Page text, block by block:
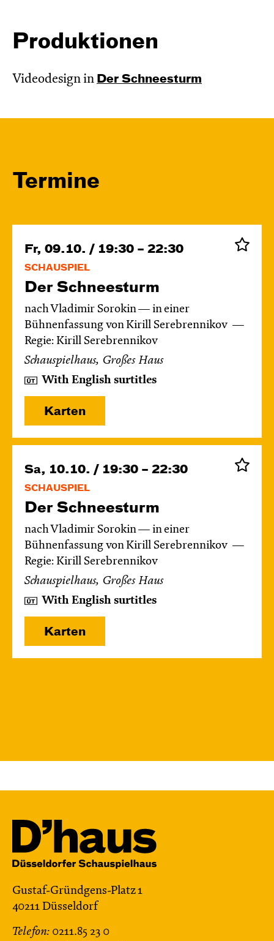
Produktionen
Videodesign in Der Schnee­sturm
Termine
Fr, 09.10. / 19:30 – 22:30
SCHAUSPIEL
Der Schnee­sturm
nach Vladimir Sorokin — in einer
Bühnenfassung von Kirill Serebrennikov
Regie: Kirill Serebrennikov
Schauspielhaus, Großes Haus
With English surtitles
Karten
Sa, 10.10. / 19:30 – 22:30
SCHAUSPIEL
Der Schnee­sturm
nach Vladimir Sorokin — in einer
Bühnenfassung von Kirill Serebrennikov
Regie: Kirill Serebrennikov
Schauspielhaus, Großes Haus
With English surtitles
Karten
Gustaf-Gründgens-Platz 1
40211 Düsseldorf
Telefon: 0211.85 23 0